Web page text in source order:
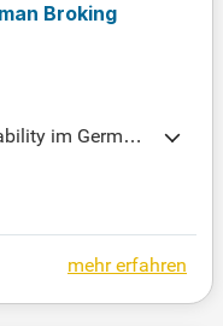
Broking
im German
führendes Bera
zu verbesser
Altersversorgu
ganzheitlich
mehr erfahren